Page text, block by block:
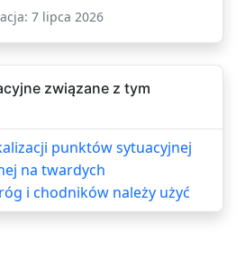
7 lipca 2026
związane z tym
punktów sytuacyjnej
na twardych
i chodników należy użyć